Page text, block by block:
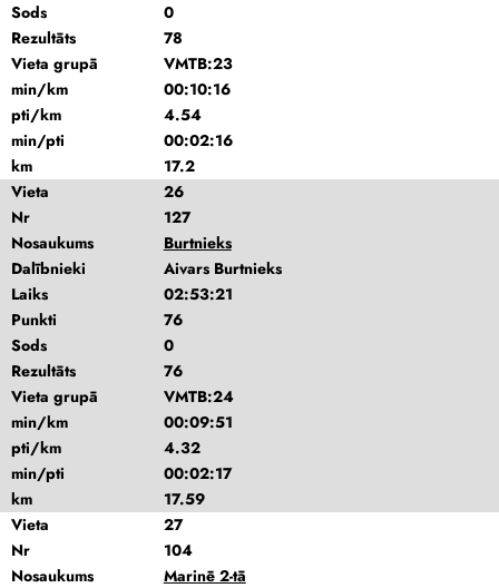
Sods
0
Rezultāts
78
Vieta grupā
VMTB:23
min/km
00:10:16
pti/km
4.54
min/pti
00:02:16
km
17.2
Vieta
26
Nr
127
Nosaukums
Burtnieks
Dalībnieki
Aivars Burtnieks
Laiks
02:53:21
Punkti
76
Sods
0
Rezultāts
76
Vieta grupā
VMTB:24
min/km
00:09:51
pti/km
4.32
min/pti
00:02:17
km
17.59
Vieta
27
Nr
104
Nosaukums
Marinē 2-tā